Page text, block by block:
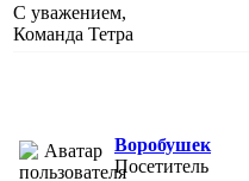
С уважением,
Команда Тетра
Воробушек
Посетитель